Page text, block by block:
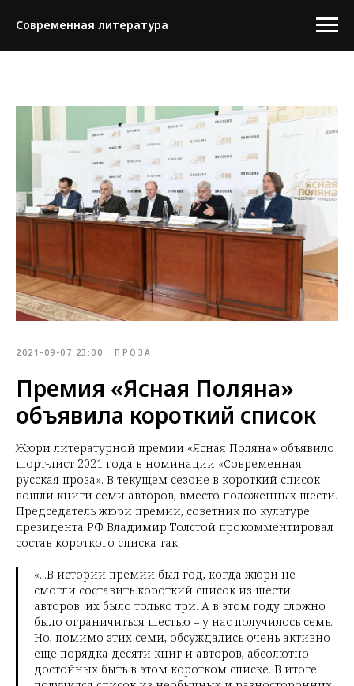
Современная литература
2021-09-07 23:00 ПРОЗА
Премия «Ясная Поляна»
объявила короткий список
Жюри литературной премии «Ясная Поляна» объявило
шорт-лист 2021 года в номинации «Современная
русская проза». В текущем сезоне в короткий список
вошли книги семи авторов, вместо положенных шести.
Председатель жюри премии, советник по культуре
президента РФ Владимир Толстой прокомментировал
состав короткого списка так:
«...В истории премии был год, когда жюри не
смогли составить короткий список из шести
авторов: их было только три. А в этом году сложно
было ограничиться шестью – у нас получилось семь.
Но, помимо этих семи, обсуждались очень активно
еще порядка десяти книг и авторов, абсолютно
достойных быть в этом коротком списке. В итоге